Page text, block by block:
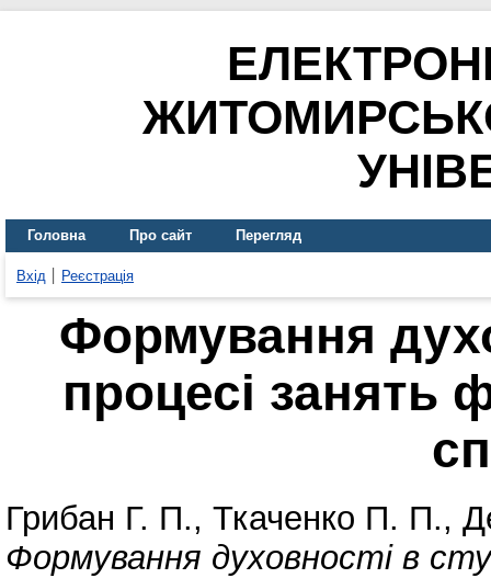
Головна Про сайт Перегляд
Вхід Реєстрація
Формування
процесі занять
Грибан Г. П., Ткаченко П. П.,
Формування духовності в